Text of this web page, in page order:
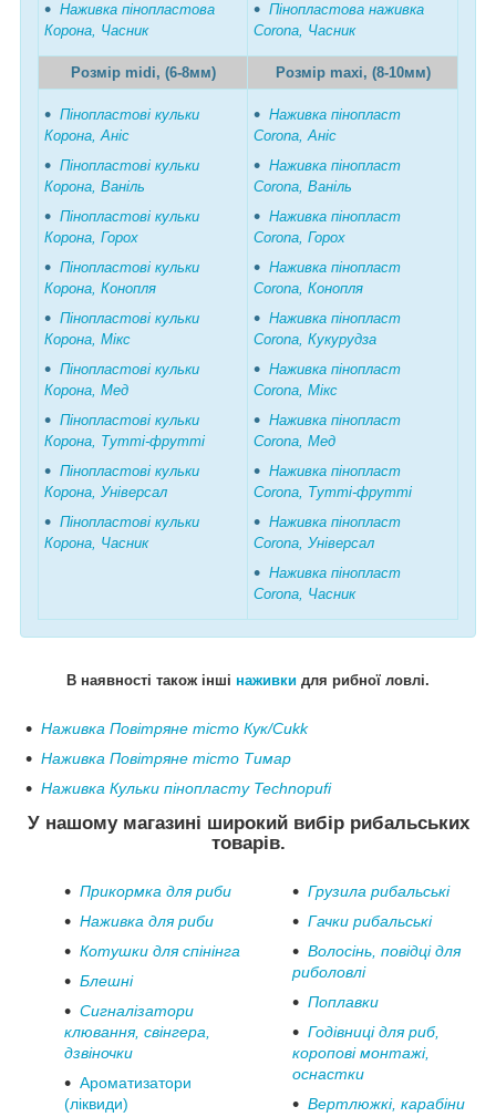
Наживка пінопластова
Корона, Часник
Пінопластова наживка
Corona, Часник
Розмір midi, (6-8мм) Розмір maxi, (8-10мм)
Пінопластові кульки
Корона, Аніс
Пінопластові кульки
Корона, Ваніль
Пінопластові кульки
Корона, Горох
Пінопластові кульки
Корона, Конопля
Пінопластові кульки
Корона, Мікс
Пінопластові кульки
Корона, Мед
Пінопластові кульки
Корона, Тутті-фрутті
Пінопластові кульки
Корона, Універсал
Пінопластові кульки
Корона, Часник
Наживка пінопласт
Corona, Аніс
Наживка пінопласт
Corona, Ваніль
Наживка пінопласт
Corona, Горох
Наживка пінопласт
Corona, Конопля
Наживка пінопласт
Corona, Кукурудза
Наживка пінопласт
Corona, Мікс
Наживка пінопласт
Corona, Мед
Наживка пінопласт
Corona, Тутті-фрутті
Наживка пінопласт
Corona, Універсал
Наживка пінопласт
Corona, Часник
В наявності також інші наживки для рибної ловлі.
Наживка Повітряне тісто Кук/Cukk
Наживка Повітряне тісто Тимар
Наживка Кульки пінопласту Technopufi
У нашому магазині широкий вибір рибальських
товарів.
Прикормка для риби
Наживка для риби
Котушки для спінінга
Блешні
Сигналізатори
клювання, свінгера,
дзвіночки
Ароматизатори
(ліквиди)
Грузила рибальські
Гачки рибальські
Волосінь, повідці для
риболовлі
Поплавки
Годівниці для риб,
коропові монтажі,
оснастки
Вертлюжкі, карабіни